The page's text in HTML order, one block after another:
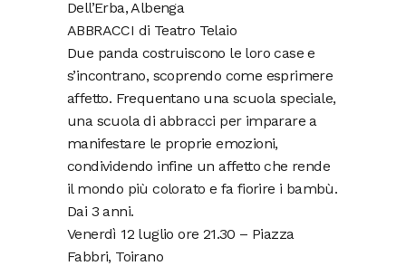
Dell’Erba, Albenga
ABBRACCI di Teatro Telaio
Due panda costruiscono le loro case e
s’incontrano, scoprendo come esprimere
affetto. Frequentano una scuola speciale,
una scuola di abbracci per imparare a
manifestare le proprie emozioni,
condividendo infine un affetto che rende
il mondo più colorato e fa fiorire i bambù.
Dai 3 anni.
Venerdì 12 luglio ore 21.30 – Piazza
Fabbri, Toirano